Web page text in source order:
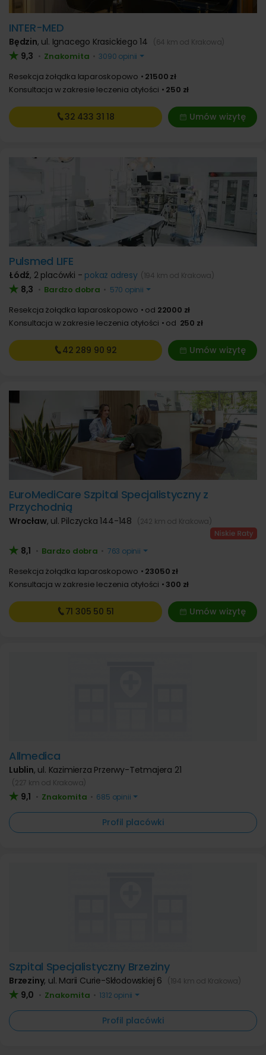
INTER-MED
Będzin, ul. Ignacego Krasickiego 14 (64 km od Krakowa)
9,3 • Znakomita • 3090 opinii
Resekcja żołądka laparoskopowo
21500 zł
Konsultacja w zakresie leczenia otyłości
250 zł
Umów wizytę
32 433 31 18
Pulsmed LIFE
Łódź, 2 placówki - pokaż adresy (194 km od Krakowa)
8,3 • Bardzo dobra • 570 opinii
Resekcja żołądka laparoskopowo od 22000 zł
Konsultacja w zakresie leczenia otyłości
od 250 zł
Umów wizytę
42 289 90 92
EuroMediCare Szpital Specjalistyczny z
Przychodnią
Wrocław, ul. Pilczycka 144-148 (242 km od Krakowa)
8,1 • Bardzo dobra • 763 opinii
Resekcja żołądka laparoskopowo
23050 zł
Konsultacja w zakresie leczenia otyłości
300 zł
Umów wizytę
71 305 50 51
Allmedica
Lublin, ul. Kazimierza Przerwy-Tetmajera 21
(227 km od Krakowa)
9,1 • Znakomita • 685 opinii
Profil placówki
Szpital Specjalistyczny Brzeziny
Brzeziny, ul. Marii Curie-Skłodowskiej 6 (194 km od Krakowa)
9,0 • Znakomita • 1312 opinii
Profil placówki